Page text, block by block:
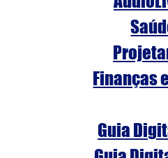
S
Finanças
Guia